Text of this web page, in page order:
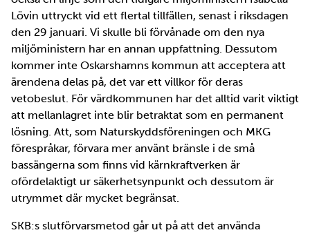
Lövin uttryckt vid ett flertal tillfällen, senast i riksdagen
den 29 januari. Vi skulle bli förvånade om den nya
miljöministern har en annan uppfattning. Dessutom
kommer inte Oskarshamns kommun att acceptera att
ärendena delas på, det var ett villkor för deras
vetobeslut. För värdkommunen har det alltid varit viktigt
att mellanlagret inte blir betraktat som en permanent
lösning. Att, som Naturskyddsföreningen och MKG
förespråkar, förvara mer använt bränsle i de små
bassängerna som finns vid kärnkraftverken är
ofördelaktigt ur säkerhetsynpunkt och dessutom är
utrymmet där mycket begränsat.
SKB:s slutförvarsmetod går ut på att det använda